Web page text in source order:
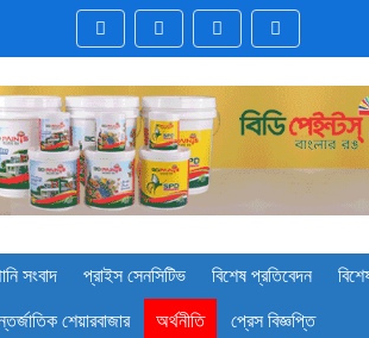
সংবাদ প্রাইস সেনসিটিভ বিশেষ প্রতিবেদন
শেয়ারবাজার অর্থনীতি প্রেস বিজ্ঞপ্তি